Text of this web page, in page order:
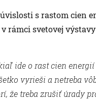
s rastom cien
rámci svetovej
ide o rast cien
vyrieši a netreba
že treba zrušiť úrady